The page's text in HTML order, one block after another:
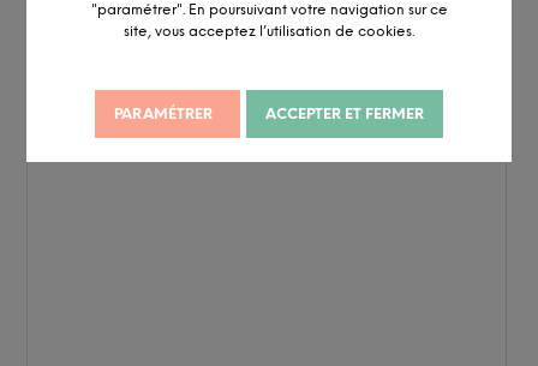
"paramétrer". En poursuivant votre navigation sur ce
site, vous acceptez l’utilisation de cookies.
PARAMÉTRER ACCEPTER ET FERMER